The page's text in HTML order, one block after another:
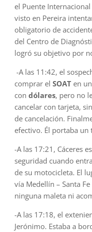
el Puente
visto en Pereira
obligatorio de
del Centro de
logró su objetivo por
-A las 11:42, el
comprar el SOAT en
con dólares, pero no
cancelar con tarjeta,
de cancelación.
efectivo. Él portaba un
-A las 17:21, Cáceres
seguridad cuando
de su motocicleta. El
vía Medellín – Santa
ninguna maleta ni
-A las 17:18, el
Jerónimo. Estaba a